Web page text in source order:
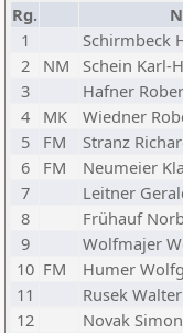
Rg.
1
Schirmbeck
2
NM Schein Karl-
3
Hafner
4
MK Wiedner
5
FM Stranz
6
FM Neumeier
7
Leitner
8
Frühauf
9
Wolfmajer
10 FM Humer
11
Rusek
12
Novak